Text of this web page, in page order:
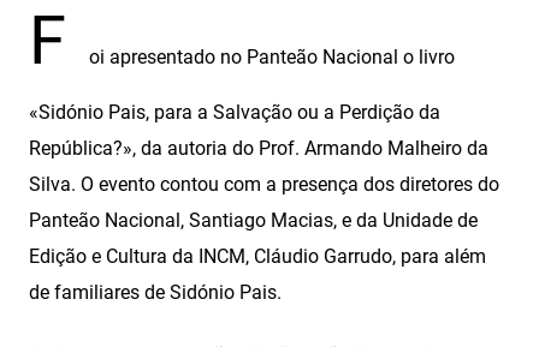
F oi apresentado no Panteão Nacional o livro
«Sidónio Pais, para a Salvação ou a Perdição da
República?», da autoria do Prof. Armando Malheiro da
Silva. O evento contou com a presença dos diretores do
Panteão Nacional, Santiago Macias, e da Unidade de
Edição e Cultura da INCM, Cláudio Garrudo, para além
de familiares de Sidónio Pais.